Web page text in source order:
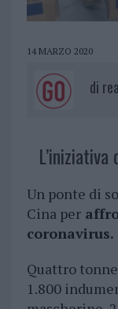
14 MARZO 2020
di
Un ponte di
Cina per
coronavirus.
Quattro
1.800